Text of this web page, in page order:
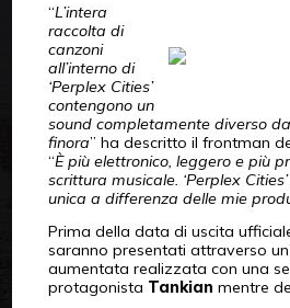
“L’intera
raccolta di
canzoni
all’interno di
‘Perplex Cities’
contengono un
sound completamente diverso
finora” ha descritto il frontman
“È più elettronico, leggero e più
scrittura musicale. ‘Perplex
unica a differenza delle mie
Prima della data di uscita
saranno presentati attraverso
aumentata realizzata con una
protagonista Tankian mentre